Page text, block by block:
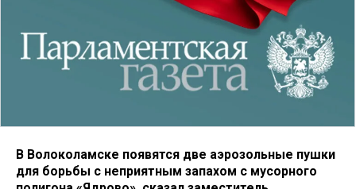
В Волоколамске появятся две аэрозольные пушки
для борьбы с неприятным запахом с мусорного